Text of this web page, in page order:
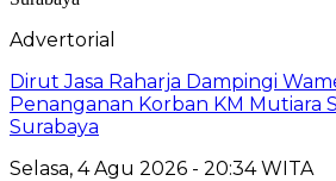
Advertorial
Dirut Jasa Raharja Dampingi
Penanganan Korban KM Mutiara
Surabaya
Selasa, 4 Agu 2026 - 20:34 WITA